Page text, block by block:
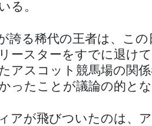
る。
誇る稀代の王者は、こ
ースターをすでに退け
アスコット競馬場の関
ったことが議論の的とな
アが飛びついたのは、